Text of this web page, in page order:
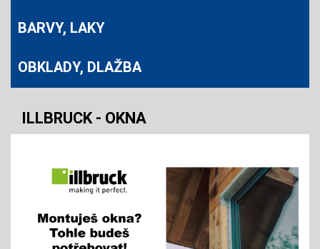
BARVY, LAKY
OBKLADY, DLAŽBA
ILLBRUCK - OKNA